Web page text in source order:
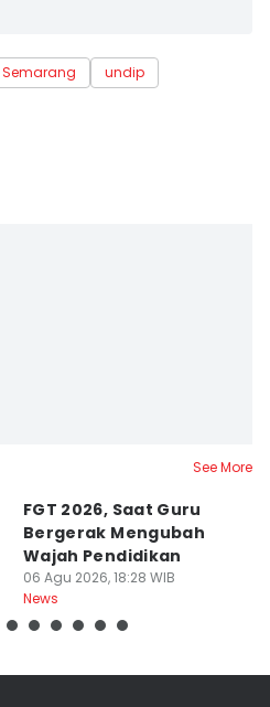
Semarang
undip
See More
FGT 2026, Saat Guru
Bergerak Mengubah
Wajah Pendidikan
06 Agu 2026, 18:28 WIB
News